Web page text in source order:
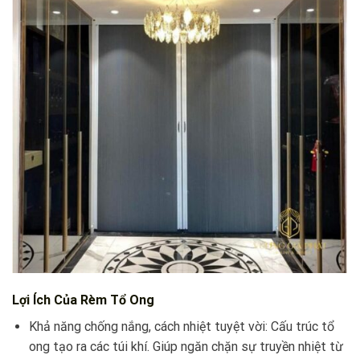
Lợi Ích Của Rèm Tổ Ong
Khả năng chống nắng, cách nhiệt tuyệt vời: Cấu trúc tổ
ong tạo ra các túi khí. Giúp ngăn chặn sự truyền nhiệt từ